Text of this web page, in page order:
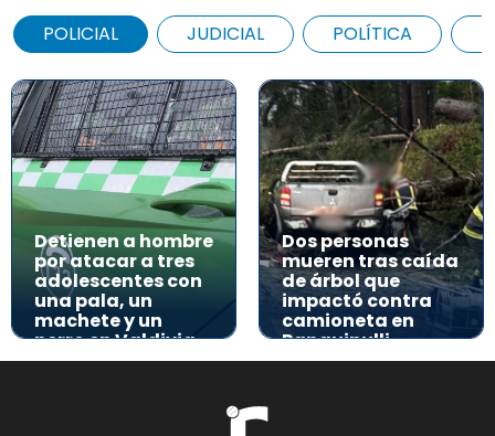
POLICIAL JUDICIAL POLÍTICA
Detienen a hombre
por atacar a tres
adolescentes con
una pala, un
machete y un
perro en Valdivia
Dos personas
mueren tras caída
de árbol que
impactó contra
camioneta en
Panguipulli